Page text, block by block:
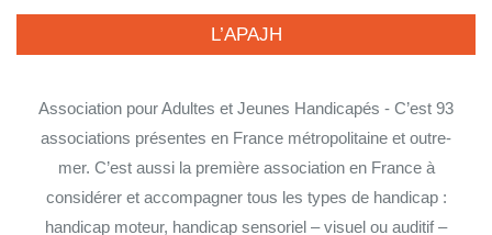
L’APAJH
Association pour Adultes et Jeunes Handicapés - C’est 93
associations présentes en France métropolitaine et outre-
mer. C’est aussi la première association en France à
considérer et accompagner tous les types de handicap :
handicap moteur, handicap sensoriel – visuel ou auditif –